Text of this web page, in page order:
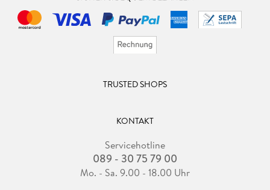
TRUSTED SHOPS
KONTAKT
Servicehotline
089 - 30 75 79 00
Mo. - Sa. 9.00 - 18.00 Uhr